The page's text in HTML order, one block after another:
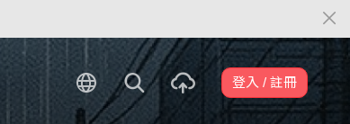
登入 / 註冊